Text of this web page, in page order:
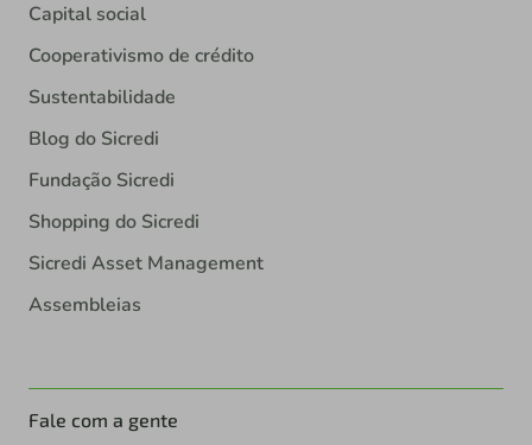
Capital social
Cooperativismo de crédito
Sustentabilidade
Blog do Sicredi
Fundação Sicredi
Shopping do Sicredi
Sicredi Asset Management
Assembleias
Fale com a gente